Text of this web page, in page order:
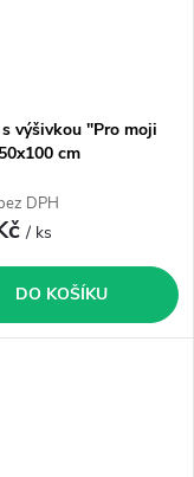
výšivkou "Pro moji
cm
DPH
/ ks
DO KOŠÍKU